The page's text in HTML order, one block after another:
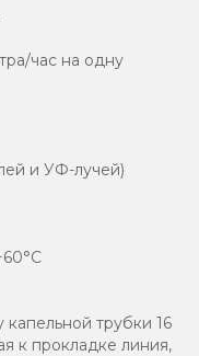
час на одну
и УФ-лучей)
трубки 16
к прокладке линия,